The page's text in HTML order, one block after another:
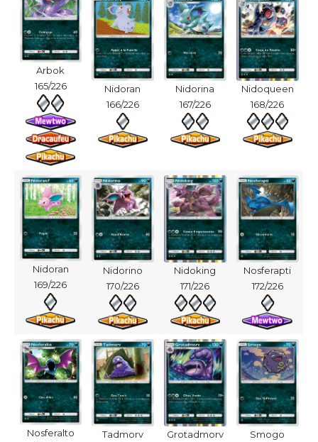
Arbok
165/226
Nidoran
166/226
Nidorina
167/226
Nidoqueen
168/226
Nidoran
169/226
Nidorino
170/226
Nidoking
171/226
Nosferapti
172/226
Nosferalto
Tadmorv
Grotadmorv
Smogo